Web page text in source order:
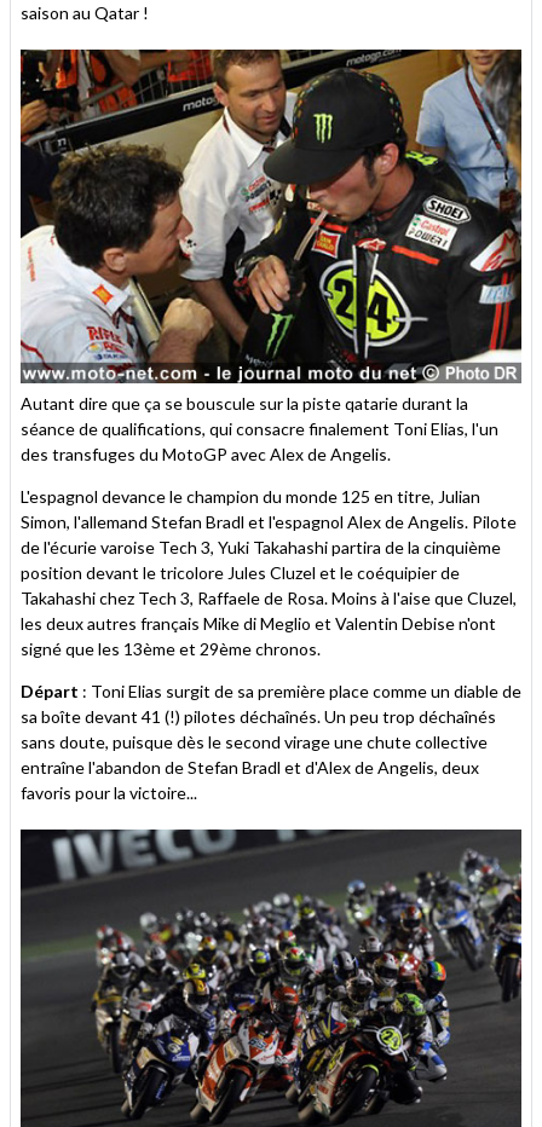
saison au Qatar !
Autant dire que ça se bouscule sur la piste qatarie durant la
séance de qualifications, qui consacre finalement Toni Elias, l'un
des transfuges du MotoGP avec Alex de Angelis.
L'espagnol devance le champion du monde 125 en titre, Julian
Simon, l'allemand Stefan Bradl et l'espagnol Alex de Angelis. Pilote
de l'écurie varoise Tech 3, Yuki Takahashi partira de la cinquième
position devant le tricolore Jules Cluzel et le coéquipier de
Takahashi chez Tech 3, Raffaele de Rosa. Moins à l'aise que Cluzel,
les deux autres français Mike di Meglio et Valentin Debise n'ont
signé que les 13ème et 29ème chronos.
Départ : Toni Elias surgit de sa première place comme un diable de
sa boîte devant 41 (!) pilotes déchaînés. Un peu trop déchaînés
sans doute, puisque dès le second virage une chute collective
entraîne l'abandon de Stefan Bradl et d'Alex de Angelis, deux
favoris pour la victoire...